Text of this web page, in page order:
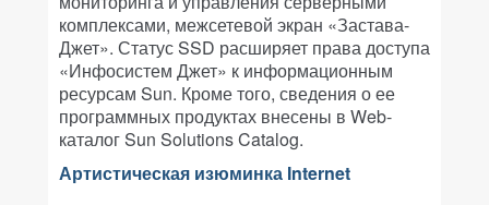
комплексами, межсетевой экран «Застава-
Джет». Статус SSD расширяет права доступа
«Инфосистем Джет» к информационным
ресурсам Sun. Кроме того, сведения о ее
программных продуктах внесены в Web-
каталог Sun Solutions Catalog.
Артистическая изюминка Internet